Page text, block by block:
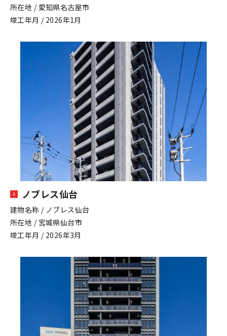
所在地 / 愛知県名古屋市
竣工年月 / 2026年1月
ノブレス仙台
建物名称 / ノブレス仙台
所在地 / 宮城県仙台市
竣工年月 / 2026年3月